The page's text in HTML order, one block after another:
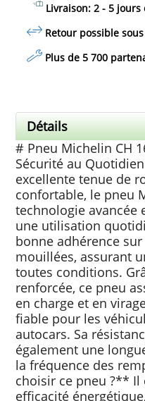
Livraison: 2 - 5 jours
Retour possible
Plus de 5 700
Détails
# Pneu Michelin CH
Sécurité au
excellente tenue de
confortable, le pneu
technologie avancée
une utilisation
bonne adhérence
mouillées, assurant
toutes conditions.
renforcée, ce pneu
en charge et en
fiable pour les
autocars. Sa
également une
la fréquence des
choisir ce pneu ?**
efficacité